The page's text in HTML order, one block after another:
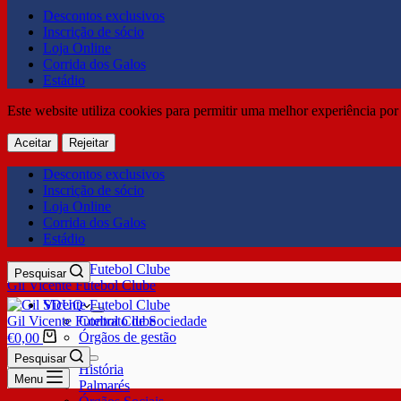
Descontos exclusivos
Inscrição de sócio
Loja Online
Corrida dos Galos
Estádio
Este website utiliza cookies para permitir uma melhor experiência
Aceitar Rejeitar
Descontos exclusivos
Inscrição de sócio
Loja Online
Corrida dos Galos
Estádio
Gil Vicente Futebol Clube
Pesquisar
SDUQ
Contrato de Sociedade
Órgãos de gestão
Clube
História
Palmarés
Gil Vicente Futebol Clube
€0,00
Pesquisar
Menu